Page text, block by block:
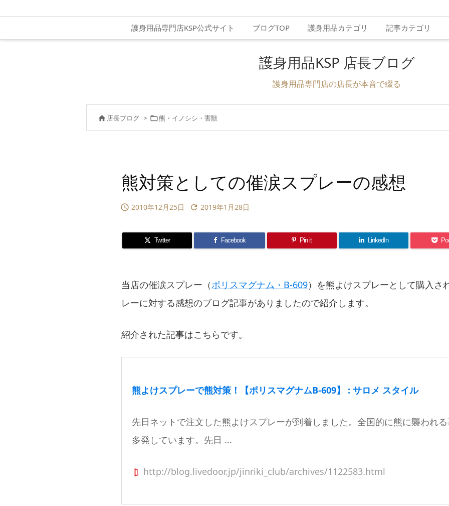
護身用品専門店KSP公式サイト ブログTOP 護身用品カテゴリ 記事カテゴリ
護身用品KSP 店長ブログ
護身用品専門店の店長が本音で綴る
 店長ブログ > 熊・イノシシ・害獣
熊対策としての催涙スプレーの感想
 2010年12月25日  2019年1月28日
Twitter Facebook Pin it LinkedIn
当店の催涙スプレー（ポリスマグナム・B-609）を熊よけスプレーとして購入さ
レーに対する感想のブログ記事がありましたので紹介します。
紹介された記事はこちらです。
熊よけスプレーで熊対策！【ポリスマグナムB-609】 : サロメ スタイル
先日ネットで注文した熊よけスプレーが到着しました。全国的に熊に襲われ
多発しています。先日 ...
http://blog.livedoor.jp/jinriki_club/archives/1122583.html